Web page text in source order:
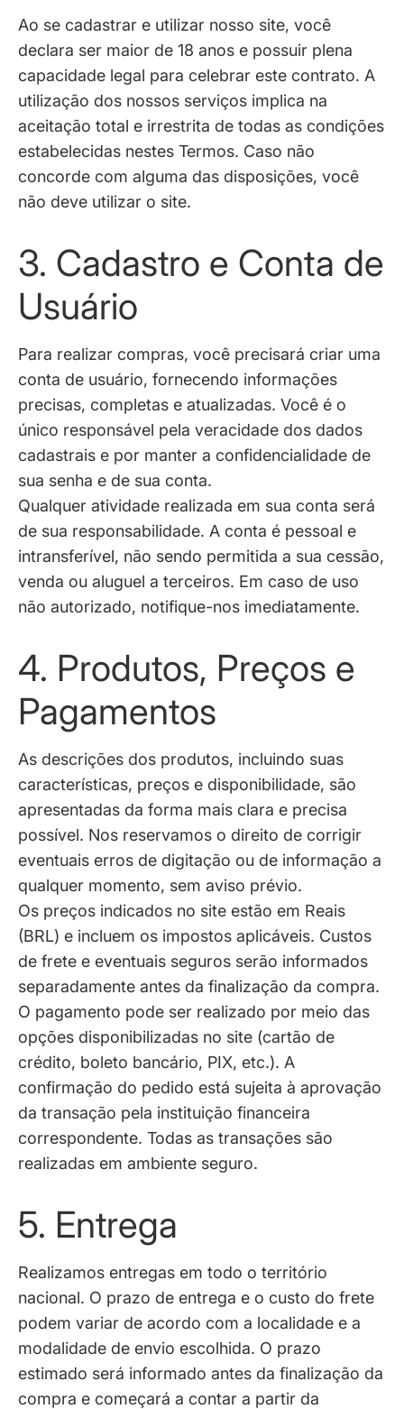
Ao se cadastrar e utilizar nosso site, você
declara ser maior de 18 anos e possuir plena
capacidade legal para celebrar este contrato. A
utilização dos nossos serviços implica na
aceitação total e irrestrita de todas as condições
estabelecidas nestes Termos. Caso não
concorde com alguma das disposições, você
não deve utilizar o site.
3. Cadastro e Conta de
Usuário
Para realizar compras, você precisará criar uma
conta de usuário, fornecendo informações
precisas, completas e atualizadas. Você é o
único responsável pela veracidade dos dados
cadastrais e por manter a confidencialidade de
sua senha e de sua conta.
Qualquer atividade realizada em sua conta será
de sua responsabilidade. A conta é pessoal e
intransferível, não sendo permitida a sua cessão,
venda ou aluguel a terceiros. Em caso de uso
não autorizado, notifique-nos imediatamente.
4. Produtos, Preços e
Pagamentos
As descrições dos produtos, incluindo suas
características, preços e disponibilidade, são
apresentadas da forma mais clara e precisa
possível. Nos reservamos o direito de corrigir
eventuais erros de digitação ou de informação a
qualquer momento, sem aviso prévio.
Os preços indicados no site estão em Reais
(BRL) e incluem os impostos aplicáveis. Custos
de frete e eventuais seguros serão informados
separadamente antes da finalização da compra.
O pagamento pode ser realizado por meio das
opções disponibilizadas no site (cartão de
crédito, boleto bancário, PIX, etc.). A
confirmação do pedido está sujeita à aprovação
da transação pela instituição financeira
correspondente. Todas as transações são
realizadas em ambiente seguro.
5. Entrega
Realizamos entregas em todo o território
nacional. O prazo de entrega e o custo do frete
podem variar de acordo com a localidade e a
modalidade de envio escolhida. O prazo
estimado será informado antes da finalização da
compra e começará a contar a partir da